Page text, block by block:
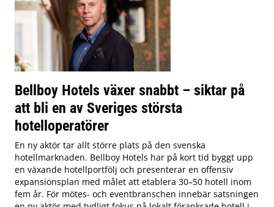
Bellboy Hotels växer snabbt – siktar på
att bli en av Sveriges största
hotelloperatörer
En ny aktör tar allt större plats på den svenska
hotellmarknaden. Bellboy Hotels har på kort tid byggt upp
en växande hotellportfölj och presenterar en offensiv
expansionsplan med målet att etablera 30–50 hotell inom
fem år. För mötes- och eventbranschen innebär satsningen